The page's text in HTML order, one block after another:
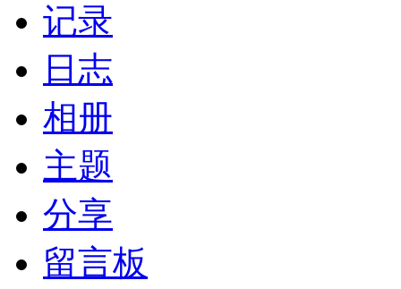
记录
日志
相册
主题
分享
留言板